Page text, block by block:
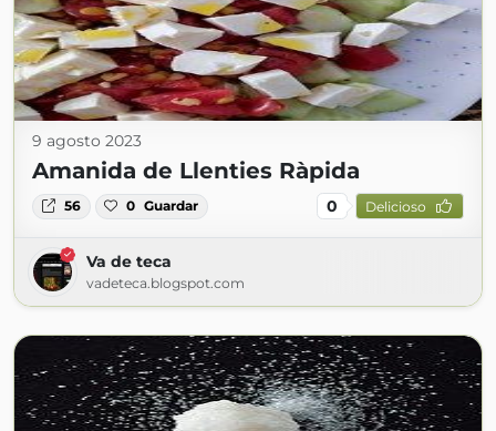
9 agosto 2023
Amanida de Llenties Ràpida
56 0 Guardar 0 Delicioso
Va de teca
vadeteca.blogspot.com